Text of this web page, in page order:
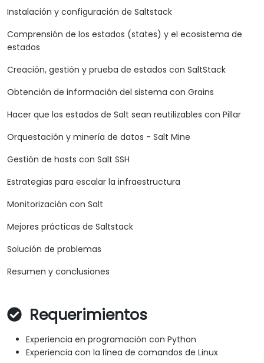
Instalación y configuración de Saltstack
Comprensión de los estados (states) y el ecosistema de
estados
Creación, gestión y prueba de estados con SaltStack
Obtención de información del sistema con Grains
Hacer que los estados de Salt sean reutilizables con Pillar
Orquestación y minería de datos - Salt Mine
Gestión de hosts con Salt SSH
Estrategias para escalar la infraestructura
Monitorización con Salt
Mejores prácticas de Saltstack
Solución de problemas
Resumen y conclusiones
Requerimientos
Experiencia en programación con Python
Experiencia con la línea de comandos de Linux